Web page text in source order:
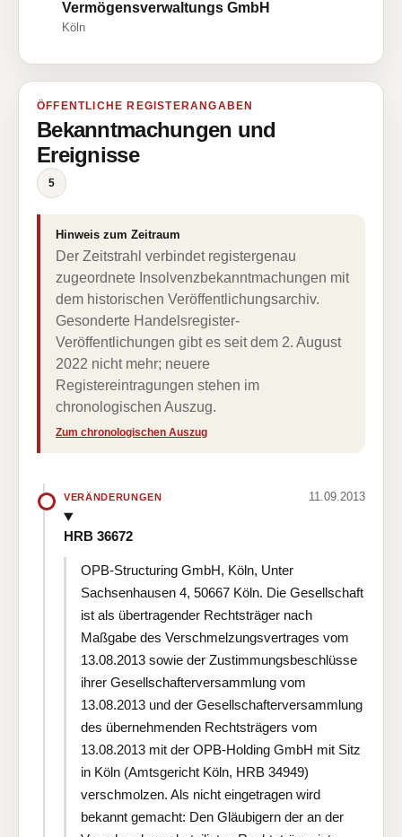
Vermögensverwaltungs GmbH
Köln
ÖFFENTLICHE REGISTERANGABEN
Bekanntmachungen und
Ereignisse
5
Hinweis zum Zeitraum
Der Zeitstrahl verbindet registergenau
zugeordnete Insolvenzbekanntmachungen mit
dem historischen Veröffentlichungsarchiv.
Gesonderte Handelsregister-
Veröffentlichungen gibt es seit dem 2. August
2022 nicht mehr; neuere
Registereintragungen stehen im
chronologischen Auszug.
Zum chronologischen Auszug
VERÄNDERUNGEN 11.09.2013
HRB 36672
OPB-Structuring GmbH, Köln, Unter
Sachsenhausen 4, 50667 Köln. Die Gesellschaft
ist als übertragender Rechtsträger nach
Maßgabe des Verschmelzungsvertrages vom
13.08.2013 sowie der Zustimmungsbeschlüsse
ihrer Gesellschafterversammlung vom
13.08.2013 und der Gesellschafterversammlung
des übernehmenden Rechtsträgers vom
13.08.2013 mit der OPB-Holding GmbH mit Sitz
in Köln (Amtsgericht Köln, HRB 34949)
verschmolzen. Als nicht eingetragen wird
bekannt gemacht: Den Gläubigern der an der